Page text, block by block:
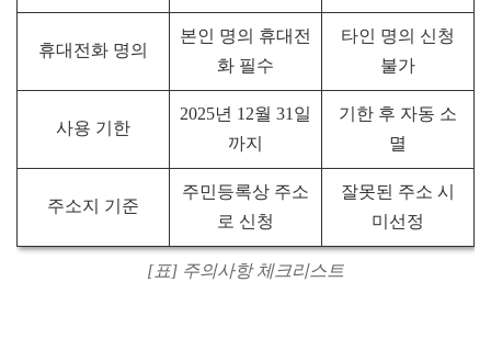
휴대전화 명의
본인 명의 휴대전
화 필수
타인 명의 신청
불가
사용 기한
2025년 12월 31일
까지
기한 후 자동 소
멸
주소지 기준
주민등록상 주소
로 신청
잘못된 주소 시
미선정
[표] 주의사항 체크리스트